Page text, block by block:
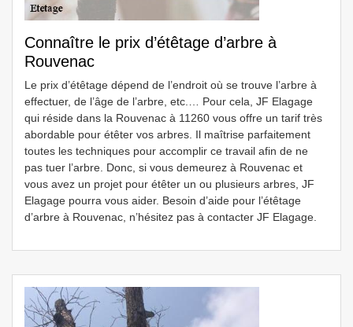
Connaître le prix d’étêtage d’arbre à
Rouvenac
Le prix d’étêtage dépend de l’endroit où se trouve l’arbre à
effectuer, de l’âge de l’arbre, etc.… Pour cela, JF Elagage
qui réside dans la Rouvenac à 11260 vous offre un tarif très
abordable pour étêter vos arbres. Il maîtrise parfaitement
toutes les techniques pour accomplir ce travail afin de ne
pas tuer l’arbre. Donc, si vous demeurez à Rouvenac et
vous avez un projet pour étêter un ou plusieurs arbres, JF
Elagage pourra vous aider. Besoin d’aide pour l’étêtage
d’arbre à Rouvenac, n’hésitez pas à contacter JF Elagage.